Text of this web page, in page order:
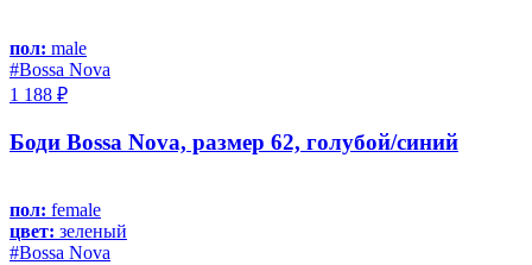
пол: male
#Bossa Nova
1 188 ₽
Боди Bossa Nova, размер 62, голубой/синий
пол: female
цвет: зеленый
#Bossa Nova